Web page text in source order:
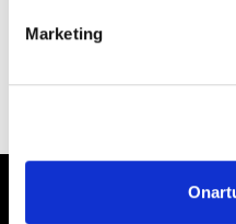
Marketing
zuen.